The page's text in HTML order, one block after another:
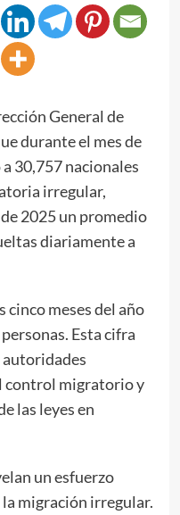
General de
durante el mes de
30,757 nacionales
irregular,
2025 un promedio
diariamente a
meses del año
Esta cifra
autoridades
control migratorio y
las leyes en
un esfuerzo
migración irregular.